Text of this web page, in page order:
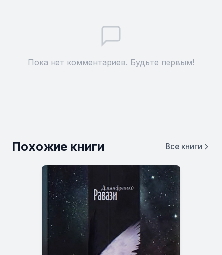
Пока нет комментариев. Будьте первым!
Похожие книги Все книги